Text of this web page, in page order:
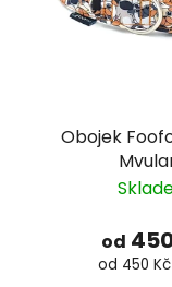
Obojek
od
Měrná
od 450 Kč